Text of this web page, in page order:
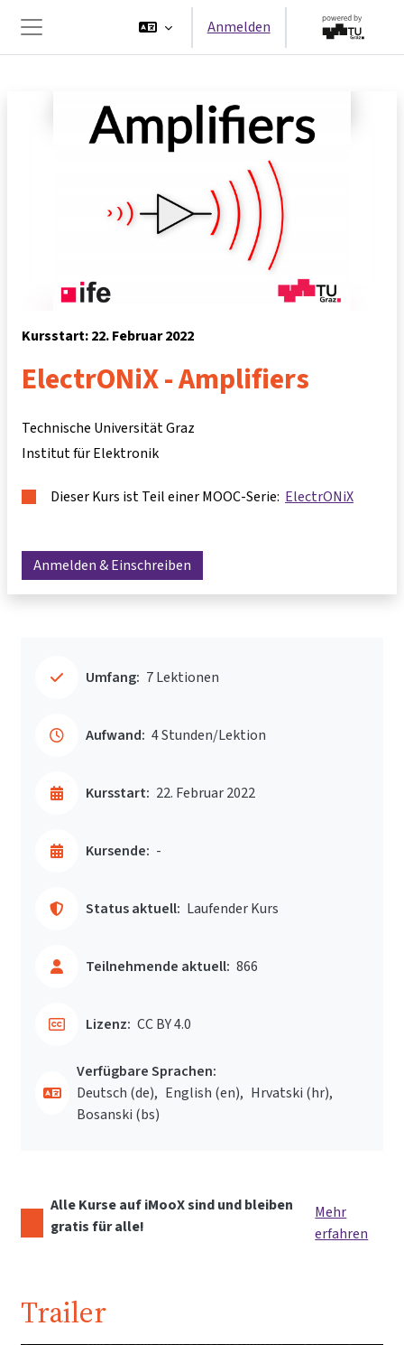
Website-Übersicht
Anmelden
Kursstart: 22. Februar 2022
ElectrONiX - Amplifiers
Technische Universität Graz
Institut für Elektronik
Dieser Kurs ist Teil einer MOOC-Serie: ElectrONiX
Anmelden & Einschreiben
Umfang: 7 Lektionen
Aufwand: 4 Stunden/Lektion
Kursstart: 22. Februar 2022
Kursende: -
Status aktuell: Laufender Kurs
Teilnehmende aktuell: 866
Lizenz: CC BY 4.0
Verfügbare Sprachen:
Deutsch ‎(de)‎
English ‎(en)‎
Hrvatski ‎(hr)‎
Bosanski ‎(bs)‎
Alle Kurse auf iMooX sind und bleiben
gratis für alle!
Mehr
erfahren
Trailer